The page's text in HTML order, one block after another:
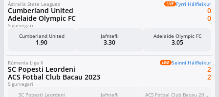
Ástralía State Leagues Fyrri Hálfleikur
Cumberland United
Adelaide Olympic FC
0
0
Sigurvegari
Cumberland United
1.90
Jafntefli
3.30
Adelaide Olympic FC
3.05
Rúmenía Liga II Seinni Hálfleikur
SC Popesti Leordeni
ACS Fotbal Club Bacau 2023
2
2
Sigurvegari
SC Popesti Leordeni
Jafntefli ACS Fotbal Club Bacau 2023